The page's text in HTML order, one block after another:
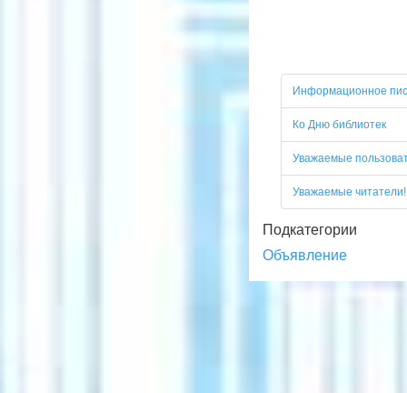
Информационное
Ко Дню библиотек
Уважаемые
Уважаемые читатели!
Подкатегории
Объявление